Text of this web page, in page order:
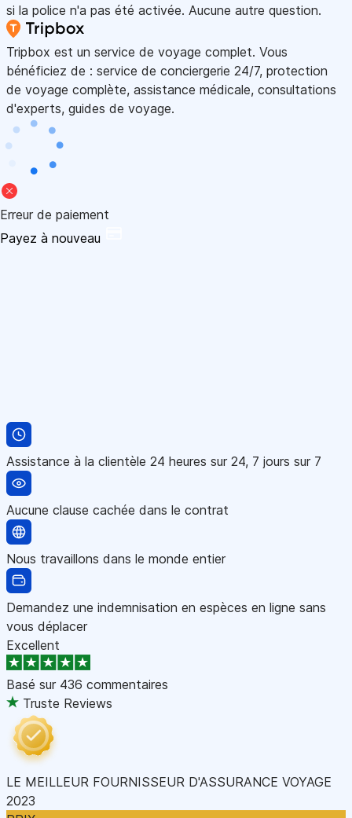
si la police n'a pas été activée. Aucune autre question.
Tripbox est un service de voyage complet. Vous
bénéficiez de : service de conciergerie 24/7, protection
de voyage complète, assistance médicale, consultations
d'experts, guides de voyage.
Erreur de paiement
Payez à nouveau
Assistance à la clientèle 24 heures sur 24, 7 jours sur 7
Aucune clause cachée dans le contrat
Nous travaillons dans le monde entier
Demandez une indemnisation en espèces en ligne sans
vous déplacer
Excellent
Basé sur 436 commentaires
Truste Reviews
LE MEILLEUR FOURNISSEUR D'ASSURANCE VOYAGE
2023